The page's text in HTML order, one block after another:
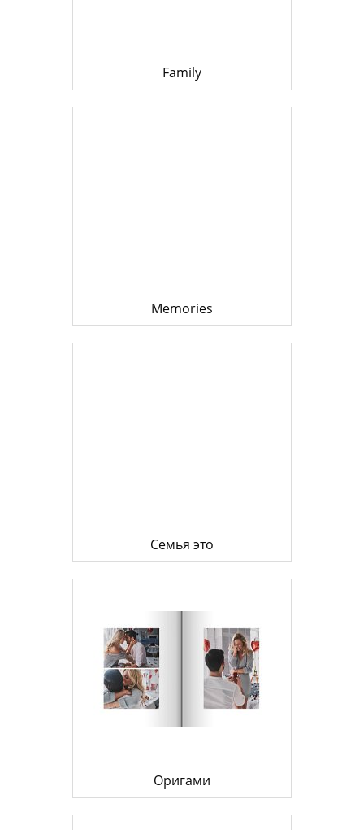
Family
Memories
Семья это
Оригами